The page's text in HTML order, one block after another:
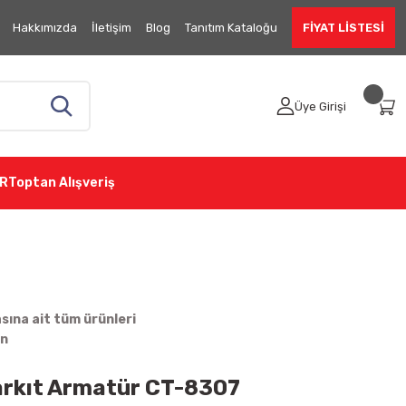
Hakkımızda İletişim Blog Tanıtım Kataloğu FİYAT LİSTESİ
Üye Girişi
Toptan Alışveriş
ait tüm ürünleri
Armatür CT-8307